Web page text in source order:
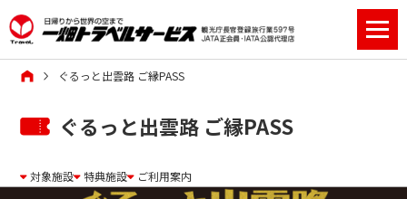
ぐるっと出雲路 ご縁PASS
ぐるっと出雲路 ご縁PASS
対象施設 特典施設 ご利用案内